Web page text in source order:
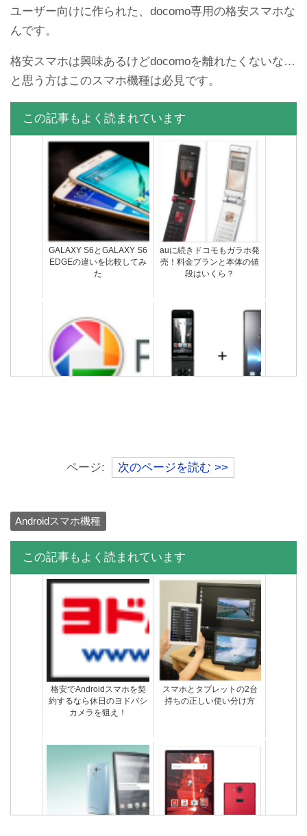
スマホの通信速度制限を解
除する方法
【ガラケー+スマホ】ガラ
ホとは？スマホとの違い
は？メリットあるの？
XperiaA4評価レビュ
AQUOS ZETA(SH-03G)評
原因はこれだった！
もLINEができる！いつから
開始？
ユーザー向けに作られた、docomo専用の格安スマホな
んです。
格安スマホは興味あるけどdocomoを離れたくないな…
と思う方はこのスマホ機種は必見です。
この記事もよく読まれています
GALAXY S6とGALAXY S6
EDGEの違いを比較してみ
た
auに続きドコモもガラホ発
売！料金プランと本体の値
段はいくら？
通信制限って何？7GBと
128kbpsってどう違うの？
AQUOS ZETA(SH-03G)評
価レビュー！XperiaZ4のス
ペックと比較
とタブレットを2台持ちす
るメリット
ヤフーブラウザアプリなら
安心！詐欺サイトから守っ
てくれる
ページ: 次のページを読む >>
Androidスマホ機種
この記事もよく読まれています
格安でAndroidスマホを契
約するなら休日のヨドバシ
カメラを狙え！
スマホとタブレットの2台
持ちの正しい使い分け方